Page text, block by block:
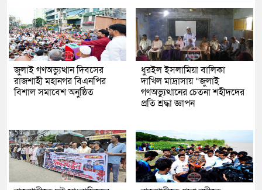
জুলাই গণঅভ্যুত্থান দিবসের
রাজশাহী মহানগর বিএনপির
বিশাল সমাবেশ অনুষ্ঠিত
ধুরইল ইসলামিয়া বালিকা
দাখিল মাদ্রাসায় “জুলাই
গণঅভ্যুত্থানের চেতনা শহীদদের
প্রতি শ্রদ্ধা জ্ঞাপন